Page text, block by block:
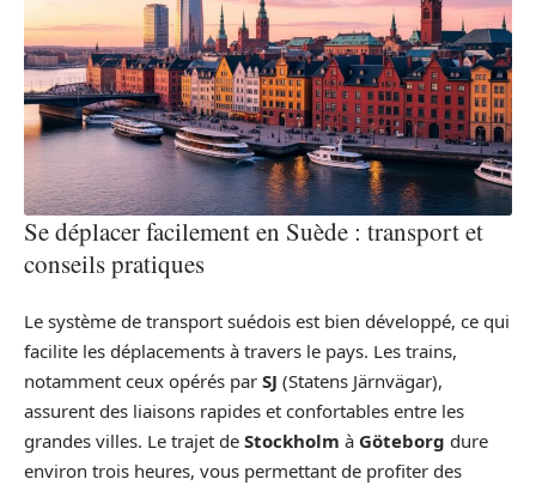
Se déplacer facilement en Suède : transport et
conseils pratiques
Le système de transport suédois est bien développé, ce qui
facilite les déplacements à travers le pays. Les trains,
notamment ceux opérés par SJ (Statens Järnvägar),
assurent des liaisons rapides et confortables entre les
grandes villes. Le trajet de Stockholm à Göteborg dure
environ trois heures, vous permettant de profiter des